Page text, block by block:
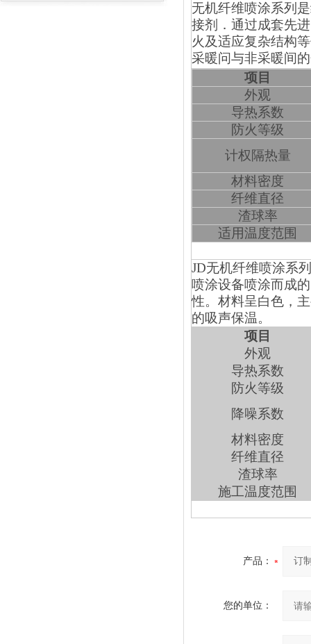
无机纤维喷涂系列
接剂．通过成套先
火及适应复杂结构
采暖问与非采暖间
项目
外观
导热系数
防火等级
计权隔热量
材料密度
纤维直径
渣球率
适用温度范围
JD无机纤维喷涂系
喷涂设备喷涂而成
性。材料呈白色，
的吸声保温。
项目
外观
导热系数
防火等级
降噪系数
材料密度
纤维直径
渣球率
施工温度范围
产品：
您的单位：